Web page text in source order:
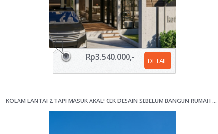
DETAIL
Rp3.540.000,-
KOLAM LANTAI 2 TAPI MASUK AKAL! CEK DESAIN SEBELUM BANGUN RUMAH 4 KAMAR LAHAN 12X17M [KODE 068]